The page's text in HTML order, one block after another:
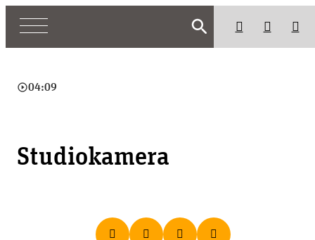
search
play_circle_outline04:09
Studiokamera